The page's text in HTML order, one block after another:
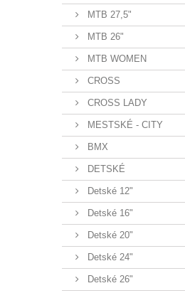
MTB 27,5"
MTB 26"
MTB WOMEN
CROSS
CROSS LADY
MESTSKÉ - CITY
BMX
DETSKÉ
Detské 12"
Detské 16"
Detské 20"
Detské 24"
Detské 26"